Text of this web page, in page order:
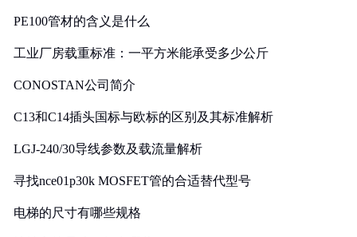
PE100管材的含义是什么
工业厂房载重标准：一平方米能承受多少公斤
CONOSTAN公司简介
C13和C14插头国标与欧标的区别及其标准解析
LGJ-240/30导线参数及载流量解析
寻找nce01p30k MOSFET管的合适替代型号
电梯的尺寸有哪些规格